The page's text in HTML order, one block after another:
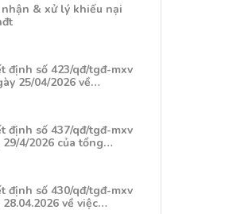
& xử lý khiếu nại
định số 423/qđ/tgđ-mxv
25/04/2026 về…
định số 437/qđ/tgđ-mxv
29/4/2026 của tổng…
định số 430/qđ/tgđ-mxv
về việc…